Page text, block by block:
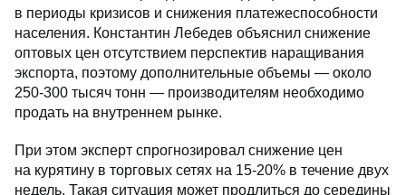
в периоды кризисов и снижения платежеспособности
населения. Константин Лебедев объяснил снижение
оптовых цен отсутствием перспектив наращивания
экспорта, поэтому дополнительные объемы — около
250-300 тысяч тонн — производителям необходимо
продать на внутреннем рынке.
При этом эксперт спрогнозировал снижение цен
на курятину в торговых сетях на 15-20% в течение двух
недель. Такая ситуация может продлиться до середины